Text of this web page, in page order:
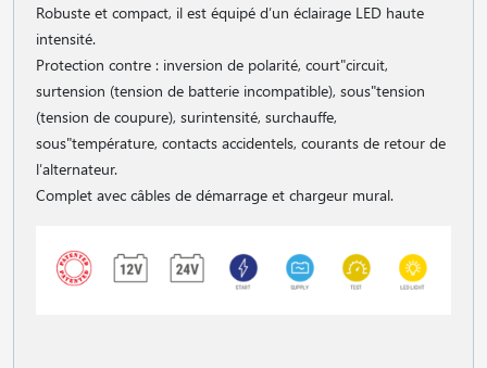
Robuste et compact, il est équipé d′un éclairage LED haute
intensité.
Protection contre : inversion de polarité, court"circuit,
surtension (tension de batterie incompatible), sous"tension
(tension de coupure), surintensité, surchauffe,
sous"température, contacts accidentels, courants de retour de
l′alternateur.
Complet avec câbles de démarrage et chargeur mural.